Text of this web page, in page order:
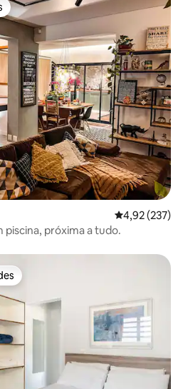
4,92 de uma
4,92 (237)
piscina, próxima a tudo.
dos hóspedes